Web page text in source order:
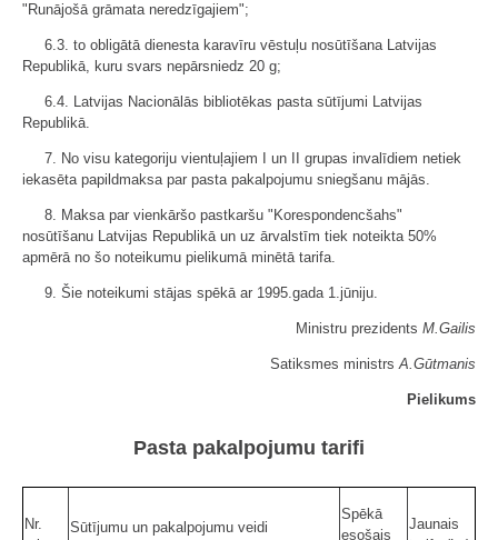
"Runājošā grāmata neredzīgajiem";
6.3. to obligātā dienesta karavīru vēstuļu nosūtīšana Latvijas
Republikā, kuru svars nepārsniedz 20 g;
6.4. Latvijas Nacionālās bibliotēkas pasta sūtījumi Latvijas
Republikā.
7. No visu kategoriju vientuļajiem I un II grupas invalīdiem netiek
iekasēta papildmaksa par pasta pakalpojumu sniegšanu mājās.
8. Maksa par vienkāršo pastkaršu "Korespondencšahs"
nosūtīšanu Latvijas Republikā un uz ārvalstīm tiek noteikta 50%
apmērā no šo noteikumu pielikumā minētā tarifa.
9. Šie noteikumi stājas spēkā ar 1995.gada 1.jūniju.
Ministru prezidents M.Gailis
Satiksmes ministrsA.Gūtmanis
Pielikums
Pasta pakalpojumu tarifi
Nr.
Sūtījumu un pakalpojumu veidi
Spēkā
esošais
Jaunais